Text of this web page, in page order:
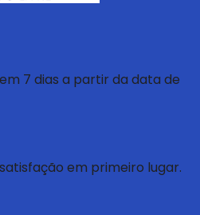
7 dias a partir da data de
em primeiro lugar.